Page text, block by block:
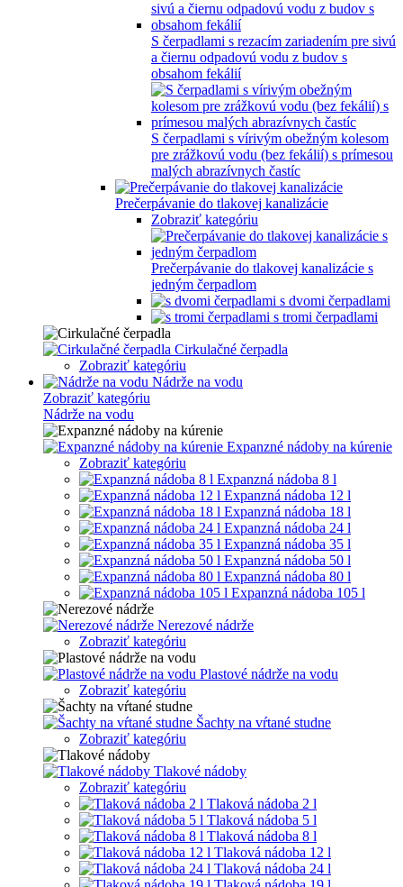
S čerpadlami s rezacím zariadením pre sivú
a čiernu odpadovú vodu z budov s
obsahom fekálií
S čerpadlami s vírivým obežným kolesom
pre zrážkovú vodu (bez fekálií) s prímesou
malých abrazívnych častíc
Prečerpávanie do tlakovej kanalizácie
Zobraziť kategóriu
Prečerpávanie do tlakovej kanalizácie s
jedným čerpadlom
s dvomi čerpadlami
s tromi čerpadlami
Cirkulačné čerpadla
Zobraziť kategóriu
Nádrže na vodu
Zobraziť kategóriu
Nádrže na vodu
Expanzné nádoby na kúrenie
Zobraziť kategóriu
Expanzná nádoba 8 l
Expanzná nádoba 12 l
Expanzná nádoba 18 l
Expanzná nádoba 24 l
Expanzná nádoba 35 l
Expanzná nádoba 50 l
Expanzná nádoba 80 l
Expanzná nádoba 105 l
Nerezové nádrže
Zobraziť kategóriu
Plastové nádrže na vodu
Zobraziť kategóriu
Šachty na vŕtané studne
Zobraziť kategóriu
Tlakové nádoby
Zobraziť kategóriu
Tlaková nádoba 2 l
Tlaková nádoba 5 l
Tlaková nádoba 8 l
Tlaková nádoba 12 l
Tlaková nádoba 24 l